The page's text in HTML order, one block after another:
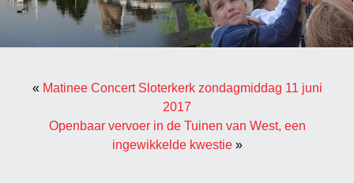
« Matinee Concert Sloterkerk zondagmiddag 11 juni
2017
Openbaar vervoer in de Tuinen van West, een
ingewikkelde kwestie»